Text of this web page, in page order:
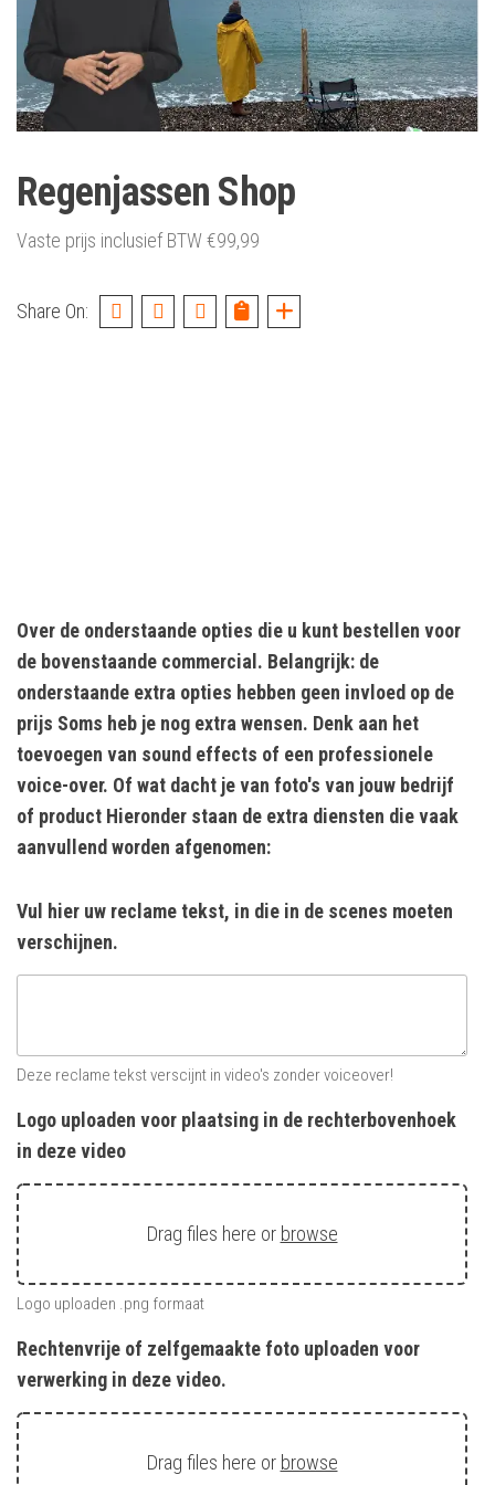
Regenjassen Shop
Vaste prijs inclusief BTW€99,99
Share On:
Over de onderstaande opties die u kunt bestellen voor
de bovenstaande commercial. Belangrijk: de
onderstaande extra opties hebben geen invloed op de
prijs Soms heb je nog extra wensen. Denk aan het
toevoegen van sound effects of een professionele
voice-over. Of wat dacht je van foto's van jouw bedrijf
of product Hieronder staan de extra diensten die vaak
aanvullend worden afgenomen:
Vul hier uw reclame tekst, in die in de scenes moeten
verschijnen.
Deze reclame tekst verscijnt in video's zonder voiceover!
Logo uploaden voor plaatsing in de rechterbovenhoek
in deze video
Drag files here or browse
Logo uploaden .png formaat
Rechtenvrije of zelfgemaakte foto uploaden voor
verwerking in deze video.
Drag files here or browse